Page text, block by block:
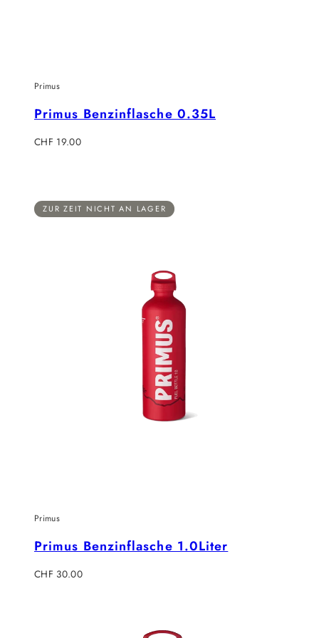
Primus
Primus Benzinflasche 0.35L
Regulärer
CHF 19.00
ZUR ZEIT NICHT AN LAGER
Primus
Primus Benzinflasche 1.0Liter
Regulärer
CHF 30.00